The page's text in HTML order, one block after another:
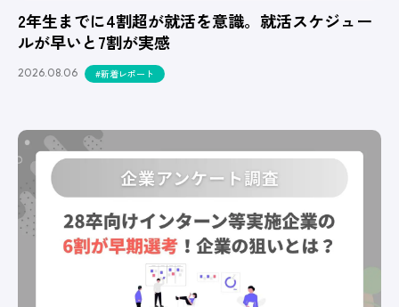
2年生までに4割超が就活を意識。就活スケジュー
ルが早いと7割が実感
2026.08.06 #新着レポート